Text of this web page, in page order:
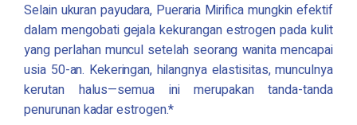
Selain ukuran payudara, Pueraria Mirifica mungkin efektif
dalam mengobati gejala kekurangan estrogen pada kulit
yang perlahan muncul setelah seorang wanita mencapai
usia 50-an. Kekeringan, hilangnya elastisitas, munculnya
kerutan halus—semua ini merupakan tanda-tanda
penurunan kadar estrogen.*